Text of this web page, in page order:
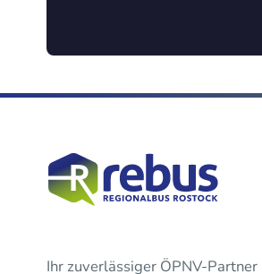
Ihr zuverlässiger ÖPNV-Partner